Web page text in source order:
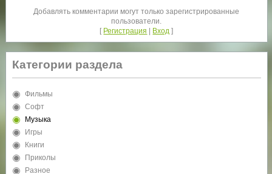
Добавлять комментарии могут только зарегистрированные
пользователи.
[ Регистрация | Вход ]
Категории раздела
Фильмы
Софт
Музыка
Игры
Книги
Приколы
Разное